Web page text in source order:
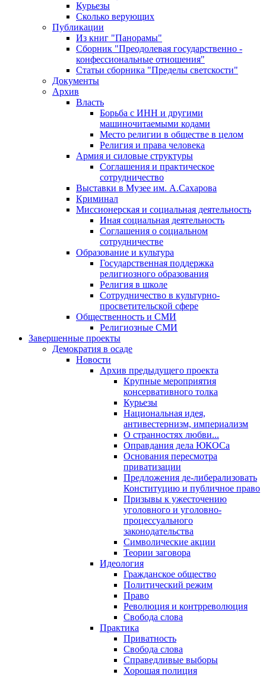
Курьезы
Сколько верующих
Публикации
Из книг "Панорамы"
Сборник "Преодолевая государственно -
конфессиональные отношения"
Статьи сборника "Пределы светскости"
Документы
Архив
Власть
Борьба с ИНН и другими
машиночитаемыми кодами
Место религии в обществе в целом
Религия и права человека
Армия и силовые структуры
Соглашения и практическое
сотрудничество
Выставки в Музее им. А.Сахарова
Криминал
Миссионерская и социальная деятельность
Иная социальная деятельность
Соглашения о социальном
сотрудничестве
Образование и культура
Государственная поддержка
религиозного образования
Религия в школе
Сотрудничество в культурно-
просветительской сфере
Общественность и СМИ
Религиозные СМИ
Завершенные проекты
Демократия в осаде
Новости
Архив предыдущего проекта
Крупные мероприятия
консервативного толка
Курьезы
Национальная идея,
антивестернизм, империализм
О странностях любви...
Оправдания дела ЮКОСа
Основания пересмотра
приватизации
Предложения де-либерализовать
Конституцию и публичное право
Призывы к ужесточению
уголовного и уголовно-
процессуального
законодательства
Символические акции
Теории заговора
Идеология
Гражданское общество
Политический режим
Право
Революция и контрреволюция
Свобода слова
Практика
Приватность
Свобода слова
Справедливые выборы
Хорошая полиция